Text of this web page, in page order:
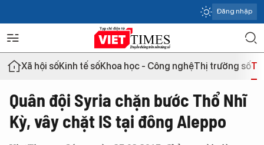
Đăng nhập
Xã hội sốKinh tế sốKhoa học - Công nghệThị trường số
Quân đội Syria chặn bước Thổ Nhĩ
Kỳ, vây chặt IS tại đông Aleppo